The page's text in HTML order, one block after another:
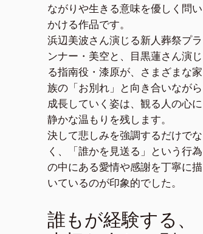
ながりや生きる意味を優しく問い
かける作品です。
浜辺美波さん演じる新人葬祭プラ
ンナー・美空と、目黒蓮さん演じ
る指南役・漆原が、さまざまな家
族の「お別れ」と向き合いながら
成長していく姿は、観る人の心に
静かな温もりを残します。
決して悲しみを強調するだけでな
く、「誰かを見送る」という行為
の中にある愛情や感謝を丁寧に描
いているのが印象的でした。
誰もが経験する、